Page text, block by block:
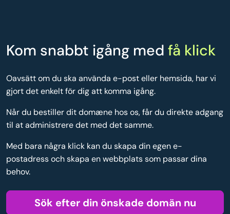
Kom snabbt igång med få klick
Oavsätt om du ska använda e-post eller hemsida, har vi
gjort det enkelt för dig att komma igång.
Når du bestiller dit domæne hos os, får du direkte adgang
til at administrere det med det samme.
Med bara några klick kan du skapa din egen e-
postadress och skapa en webbplats som passar dina
behov.
Sök efter din önskade domän nu